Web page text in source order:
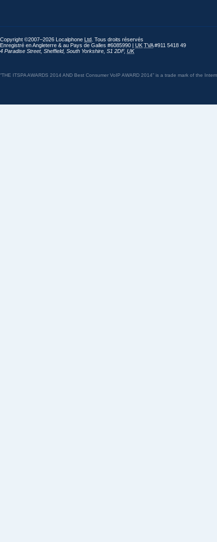
Copyright ©2007–2026 Localphone Ltd . Tous droits réservés
Enregistré en Angleterre & au Pays de Galles #6085990 | UK TVA#911 5418 49
4 Paradise Street, Sheffield, South Yorkshire S1 2DF, UK
“THE ITSPA AWARDS 2014 AND Best Consumer VoIP AWARD 2014” is a trade mark of the